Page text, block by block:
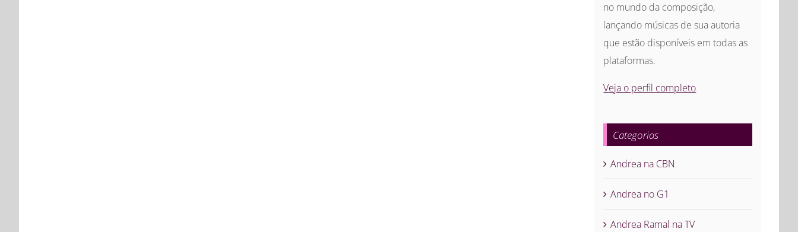
no mundo da composição,
lançando músicas de sua autoria
que estão disponíveis em todas as
plataformas.
Veja o perfil completo
Categorias
Andrea na CBN
Andrea no G1
Andrea Ramal na TV